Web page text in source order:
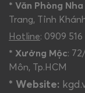
* Văn Phòng
Trang, Tỉnh
Hotline: 0909 516
* Xưởng Mộc:
Môn, Tp.HCM
* Website: